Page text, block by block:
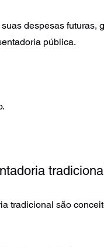
despesas futuras,
pública.
tradicional são